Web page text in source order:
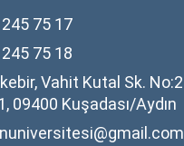
75 17
75 18
Vahit Kutal Sk. No:2
09400 Kuşadası/Aydın